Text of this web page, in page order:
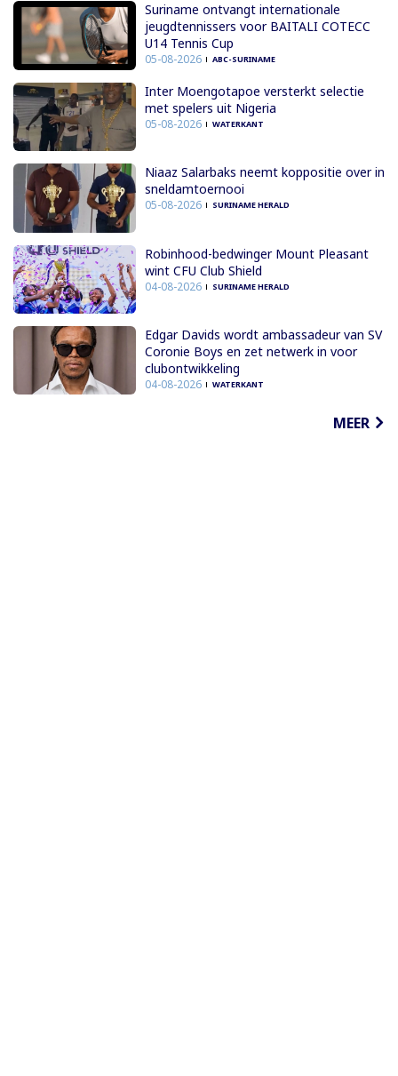
Suriname ontvangt internationale
jeugdtennissers voor BAITALI COTECC
U14 Tennis Cup
05-08-2026 ABC-SURINAME
Inter Moengotapoe versterkt selectie
met spelers uit Nigeria
05-08-2026 WATERKANT
Niaaz Salarbaks neemt koppositie over in
sneldamtoernooi
05-08-2026 SURINAME HERALD
Robinhood-bedwinger Mount Pleasant
wint CFU Club Shield
04-08-2026 SURINAME HERALD
Edgar Davids wordt ambassadeur van SV
Coronie Boys en zet netwerk in voor
clubontwikkeling
04-08-2026 WATERKANT
MEER